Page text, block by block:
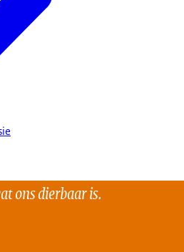
ons dierbaar is.